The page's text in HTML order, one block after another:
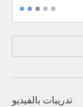
تدريبات بالفيديو